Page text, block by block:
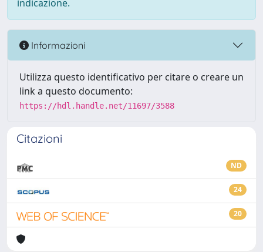
indicazione.
Informazioni
Utilizza questo identificativo per citare o creare un
link a questo documento:
https://hdl.handle.net/11697/3588
Citazioni
ND
24
20